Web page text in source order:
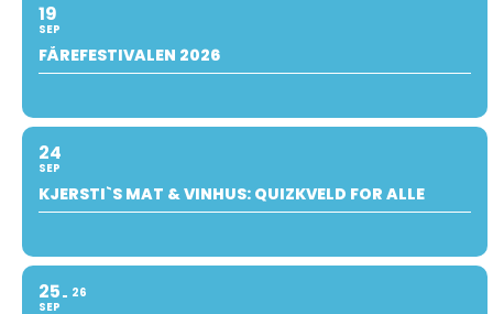
19
SEP
FÅREFESTIVALEN 2026
24
SEP
KJERSTI`S MAT & VINHUS: QUIZKVELD FOR ALLE
25
SEP
26